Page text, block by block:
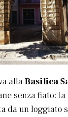
allaBasilica
senza fiato: la
da un loggiato